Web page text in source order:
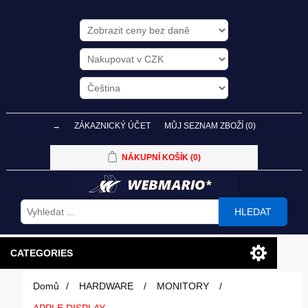
→ ZÁKAZNICKÝ ÚČET MŮJ SEZNAM ZBOŽÍ (0)
NÁKUPNÍ KOŠÍK (0)
HLEDAT
CATEGORIES
PC SESTAVY
Domů / HARDWARE / MONITORY
/